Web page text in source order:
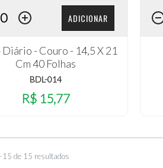
ADICIONAR
- Couro - 14,5 X 21
Cm 40 Folhas
BDL-014
R$ 15,77
de 15 resultados